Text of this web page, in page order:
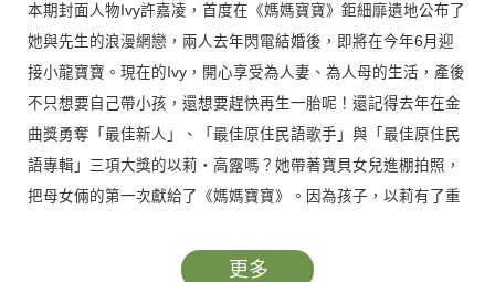
本期封面人物Ivy許嘉凌，首度在《媽媽寶寶》鉅細靡遺地公布了
她與先生的浪漫網戀，兩人去年閃電結婚後，即將在今年6月迎
接小龍寶寶。現在的Ivy，開心享受為人妻、為人母的生活，產後
不只想要自己帶小孩，還想要趕快再生一胎呢！還記得去年在金
曲獎勇奪「最佳新人」、「最佳原住民語歌手」與「最佳原住民
語專輯」三項大獎的以莉‧高露嗎？她帶著寶貝女兒進棚拍照，
把母女倆的第一次獻給了《媽媽寶寶》。因為孩子，以莉有了重
間中恣意呼吸、快樂成長！
更多